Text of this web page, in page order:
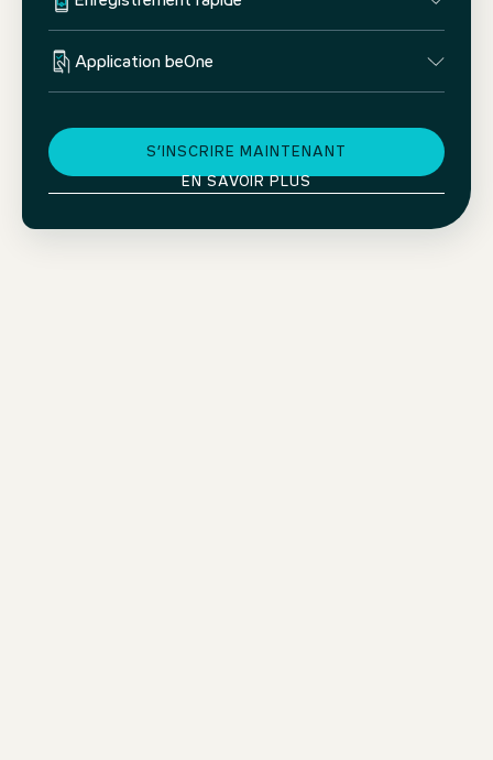
Application beOne
S’INSCRIRE MAINTENANT
EN SAVOIR PLUS